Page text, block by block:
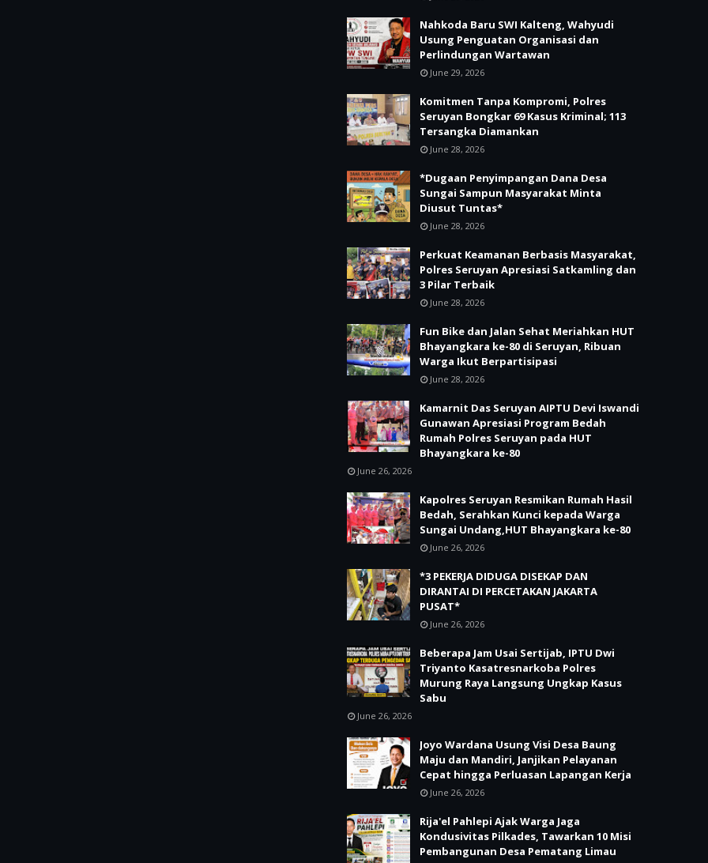
Nahkoda Baru SWI Kalteng, Wahyudi
Usung Penguatan Organisasi dan
Perlindungan Wartawan
June 29, 2026
Komitmen Tanpa Kompromi, Polres
Seruyan Bongkar 69 Kasus Kriminal; 113
Tersangka Diamankan
June 28, 2026
*Dugaan Penyimpangan Dana Desa
Sungai Sampun Masyarakat Minta
Diusut Tuntas*
June 28, 2026
Perkuat Keamanan Berbasis Masyarakat,
Polres Seruyan Apresiasi Satkamling dan
3 Pilar Terbaik
June 28, 2026
Fun Bike dan Jalan Sehat Meriahkan HUT
Bhayangkara ke-80 di Seruyan, Ribuan
Warga Ikut Berpartisipasi
June 28, 2026
Kamarnit Das Seruyan AIPTU Devi Iswandi
Gunawan Apresiasi Program Bedah
Rumah Polres Seruyan pada HUT
Bhayangkara ke-80
June 26, 2026
Kapolres Seruyan Resmikan Rumah Hasil
Bedah, Serahkan Kunci kepada Warga
Sungai Undang,HUT Bhayangkara ke-80
June 26, 2026
*3 PEKERJA DIDUGA DISEKAP DAN
DIRANTAI DI PERCETAKAN JAKARTA
PUSAT*
June 26, 2026
Beberapa Jam Usai Sertijab, IPTU Dwi
Triyanto Kasatresnarkoba Polres
Murung Raya Langsung Ungkap Kasus
Sabu
June 26, 2026
Joyo Wardana Usung Visi Desa Baung
Maju dan Mandiri, Janjikan Pelayanan
Cepat hingga Perluasan Lapangan Kerja
June 26, 2026
Rija'el Pahlepi Ajak Warga Jaga
Kondusivitas Pilkades, Tawarkan 10 Misi
Pembangunan Desa Pematang Limau